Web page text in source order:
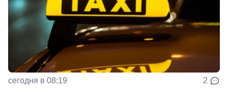
сегодня в 08:19 2